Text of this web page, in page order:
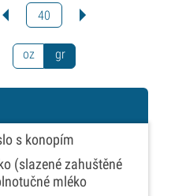
40
oz gr
s konopím
(slazené zahuštěné
mléko